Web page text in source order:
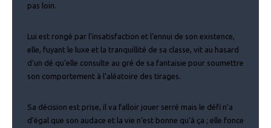
pas loin.
Lui est rongé par l’insatisfaction et l’ennui de son existence,
elle, fuyant le luxe et la tranquillité de sa classe, vit au hasard
d’un dé qu’elle consulte au gré de sa fantaisie pour soumettre
son comportement à l’aléatoire des tirages.
Sa décision est prise, il va falloir jouer serré mais le défi n’a
d’égal que son audace et la vie n’est bonne qu’à ça ; elle fonce